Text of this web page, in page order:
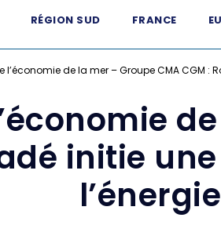
RÉGION SUD FRANCE
l’économie de la mer – Groupe CMA CGM
initie